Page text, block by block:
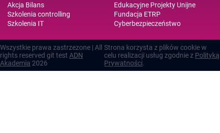
Akcja Bilans
Szkolenia controlling
Szkolenia IT
Edukacyjne Projekty Unijne
Fundacja ETRP
Cyberbezpieczeństwo
Wszystkie prawa zastrzezone | All
rights reserved git test ADN
Akademia 2026
Strona korzysta z plików cookie w
celu realizacji usług zgodnie z Polityką
Prywatności.